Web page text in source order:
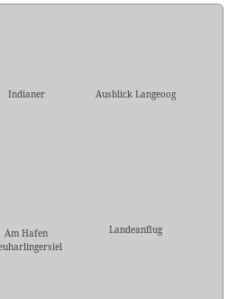
Indianer Ausblick Langeoog
Am Hafen
Landeanflug